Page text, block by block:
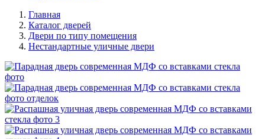
Главная
Каталог дверей
Двери по типу помещения
Нестандартные уличные двери